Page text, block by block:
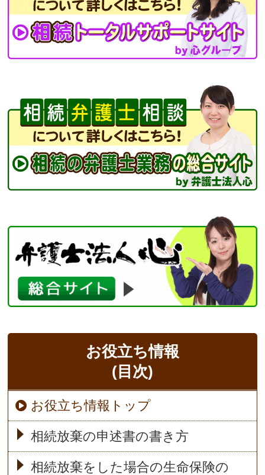
お役立ち情報
(目次)
お役立ち情報トップ
相続放棄の申述書の書き方
相続放棄をした場合の生命保険の